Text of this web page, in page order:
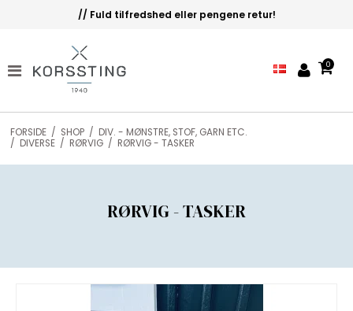
// Fuld tilfredshed eller pengene retur!
0
FORSIDE / SHOP / DIV. - MØNSTRE, STOF, GARN ETC.
/ DIVERSE / RØRVIG / RØRVIG - TASKER
RØRVIG - TASKER